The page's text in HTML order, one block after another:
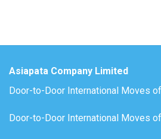
Asiapata Company Limited
Door-to-Door International Moves
Door-to-Door International Moves